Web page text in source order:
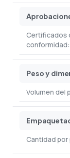
Certificados
conformidad:
Peso y
Volumen del
Cantidad